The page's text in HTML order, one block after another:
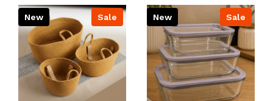
Sale
New Sale
New